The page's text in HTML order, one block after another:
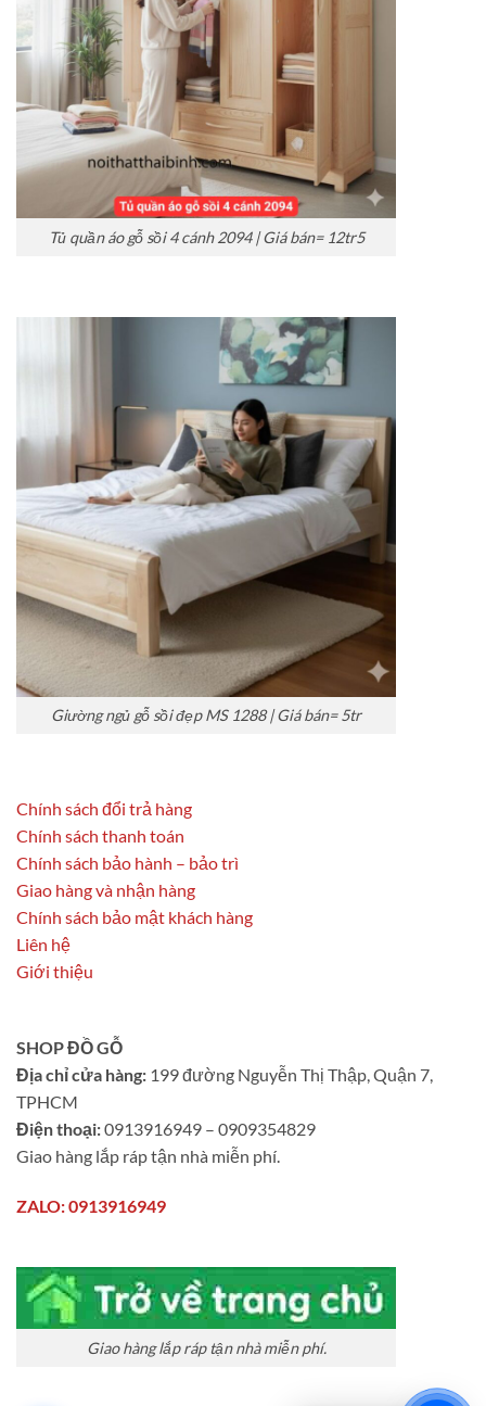
Tủ quần áo gỗ sồi 4 cánh 2094 | Giá bán= 12tr5
Giường ngủ gỗ sồi đẹp MS 1288 | Giá bán= 5tr
Chính sách đổi trả hàng
Chính sách thanh toán
Chính sách bảo hành – bảo trì
Giao hàng và nhận hàng
Chính sách bảo mật khách hàng
Liên hệ
Giới thiệu
SHOP ĐỒ GỖ
Địa chỉ cửa hàng: 199 đường Nguyễn Thị Thập, Quận 7,
TPHCM
Điện thoại:0913916949 – 0909354829
Giao hàng lắp ráp tận nhà miễn phí.
ZALO: 0913916949
Giao hàng lắp ráp tận nhà miễn phí.